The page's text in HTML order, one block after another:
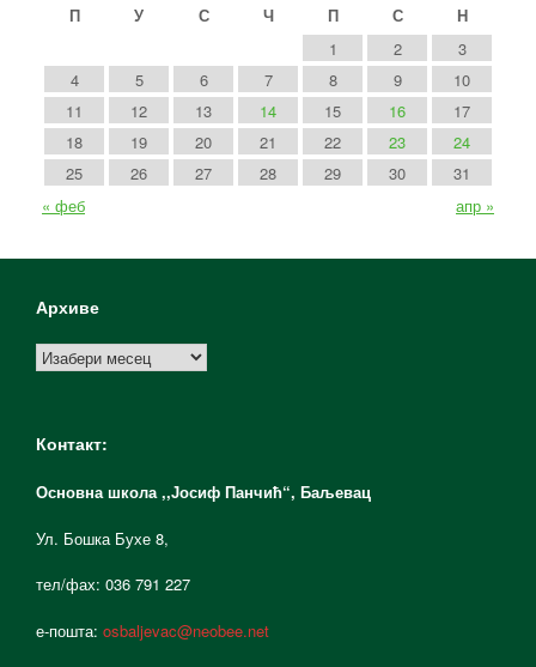
П
У С Ч П С
Н
1
2
3
4
5 6 7 8 9
10
11
12 13 14 15 16
17
18
19 20 21 22 23
24
25
26 27 28 29 30
31
« феб
апр »
Архиве
Архиве
Контакт:
Основна школа ,,Јосиф Панчић“, Баљевац
Ул. Бошка Бухе 8,
тел/фах: 036 791 227
е-пошта: osbaljevac@neobee.net